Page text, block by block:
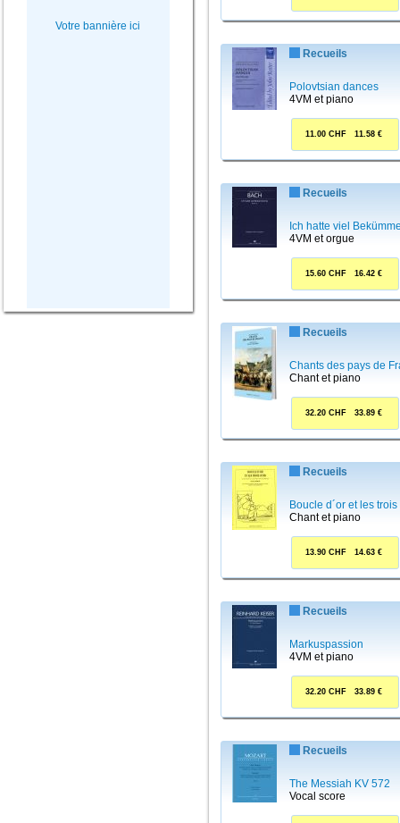
Votre bannière ici
Recueils
Polovtsian dances
4VM et piano
11.00 CHF 11.58 €
Recueils
Ich hatte viel
4VM et orgue
15.60 CHF 16.42 €
Recueils
Chants des pays de
Chant et piano
32.20 CHF 33.89 €
Recueils
Boucle d´or et les
Chant et piano
13.90 CHF 14.63 €
Recueils
Markuspassion
4VM et piano
32.20 CHF 33.89 €
Recueils
The Messiah KV 572
Vocal score